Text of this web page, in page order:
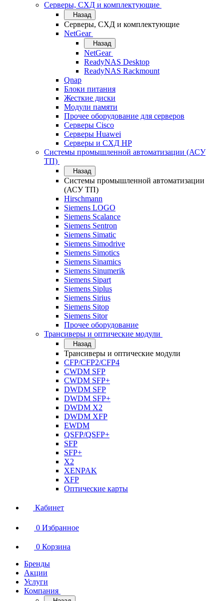
Серверы, СХД и комплектующие
Назад
Серверы, СХД и комплектующие
NetGear
Назад
NetGear
ReadyNAS Desktop
ReadyNAS Rackmount
Qnap
Блоки питания
Жесткие диски
Модули памяти
Прочее оборудование для серверов
Серверы Cisco
Серверы Huawei
Серверы и СХД HP
Системы промышленной автоматизации (АСУ
ТП)
Назад
Системы промышленной автоматизации
(АСУ ТП)
Hirschmann
Siemens LOGO
Siemens Scalance
Siemens Sentron
Siemens Simatic
Siemens Simodrive
Siemens Simotics
Siemens Sinamics
Siemens Sinumerik
Siemens Sipart
Siemens Siplus
Siemens Sirius
Siemens Sitop
Siemens Sitor
Прочее оборудование
Трансиверы и оптические модули
Назад
Трансиверы и оптические модули
CFP/CFP2/CFP4
CWDM SFP
CWDM SFP+
DWDM SFP
DWDM SFP+
DWDM X2
DWDM XFP
EWDM
QSFP/QSFP+
SFP
SFP+
X2
XENPAK
XFP
Оптические карты
Кабинет
0 Избранное
0 Корзина
Бренды
Акции
Услуги
Компания